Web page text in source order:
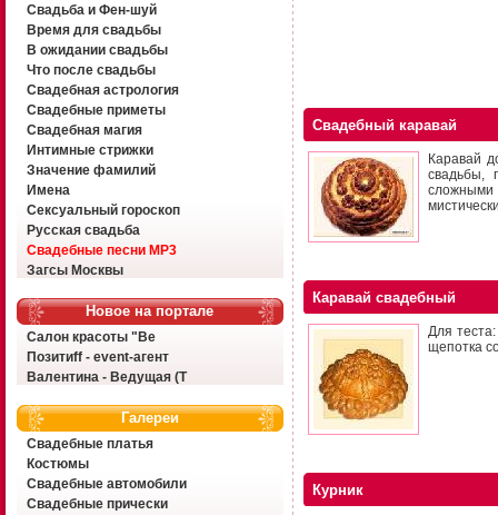
Свадьба и Фен-шуй
Время для свадьбы
В ожидании свадьбы
Что после свадьбы
Свадебная астрология
Свадебные приметы
Свадебная магия
Интимные стрижки
Значение фамилий
Имена
Сексуальный гороскоп
Русская свадьба
Свадебные песни MP3
Загсы Москвы
Новое на портале
Салон красоты "Ве
Позитиff - event-агент
Валентина - Ведущая (Т
Галереи
Свадебные платья
Костюмы
Свадебные автомобили
Свадебные прически
Свадебный каравай
Каравай
свадьбы,
сложными
Каравай свадебный
Для
щепотка
Курник